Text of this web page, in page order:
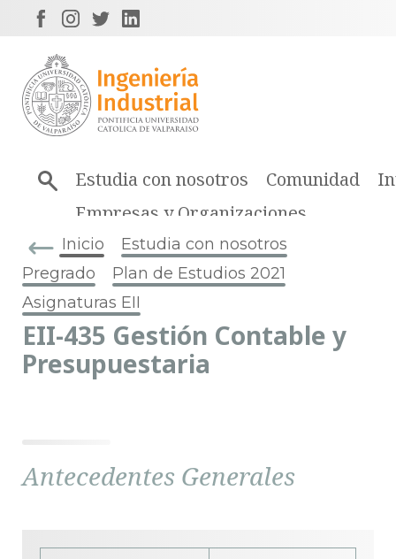
Estudia con nosotros Comunidad
Empresas y Organizaciones
Inicio
Estudia con nosotros
Pregrado
Plan de Estudios 2021
Asignaturas EII
EII-435 Gestión Contable y
Presupuestaria
Antecedentes Generales